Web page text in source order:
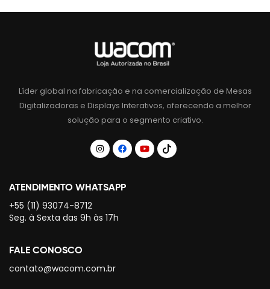
Líder global na fabricação e na comercialização de Mesas
Digitalizadoras e Displays Interativos, oferecendo a melhor
solução para o segmento criativo.
ATENDIMENTO WHATSAPP
+55 (11) 93074-8712
Seg. à Sexta das 9h às 17h
FALE CONOSCO
contato@wacom.com.br